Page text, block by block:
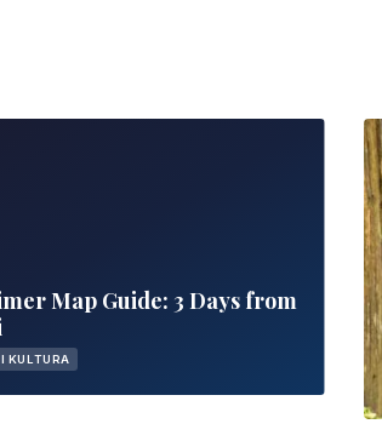
Map Guide: 3 Days from
KULTURA